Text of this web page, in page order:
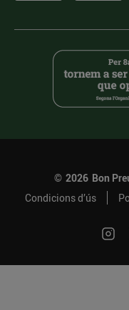
© 2026 Bon
Condicions d’ús